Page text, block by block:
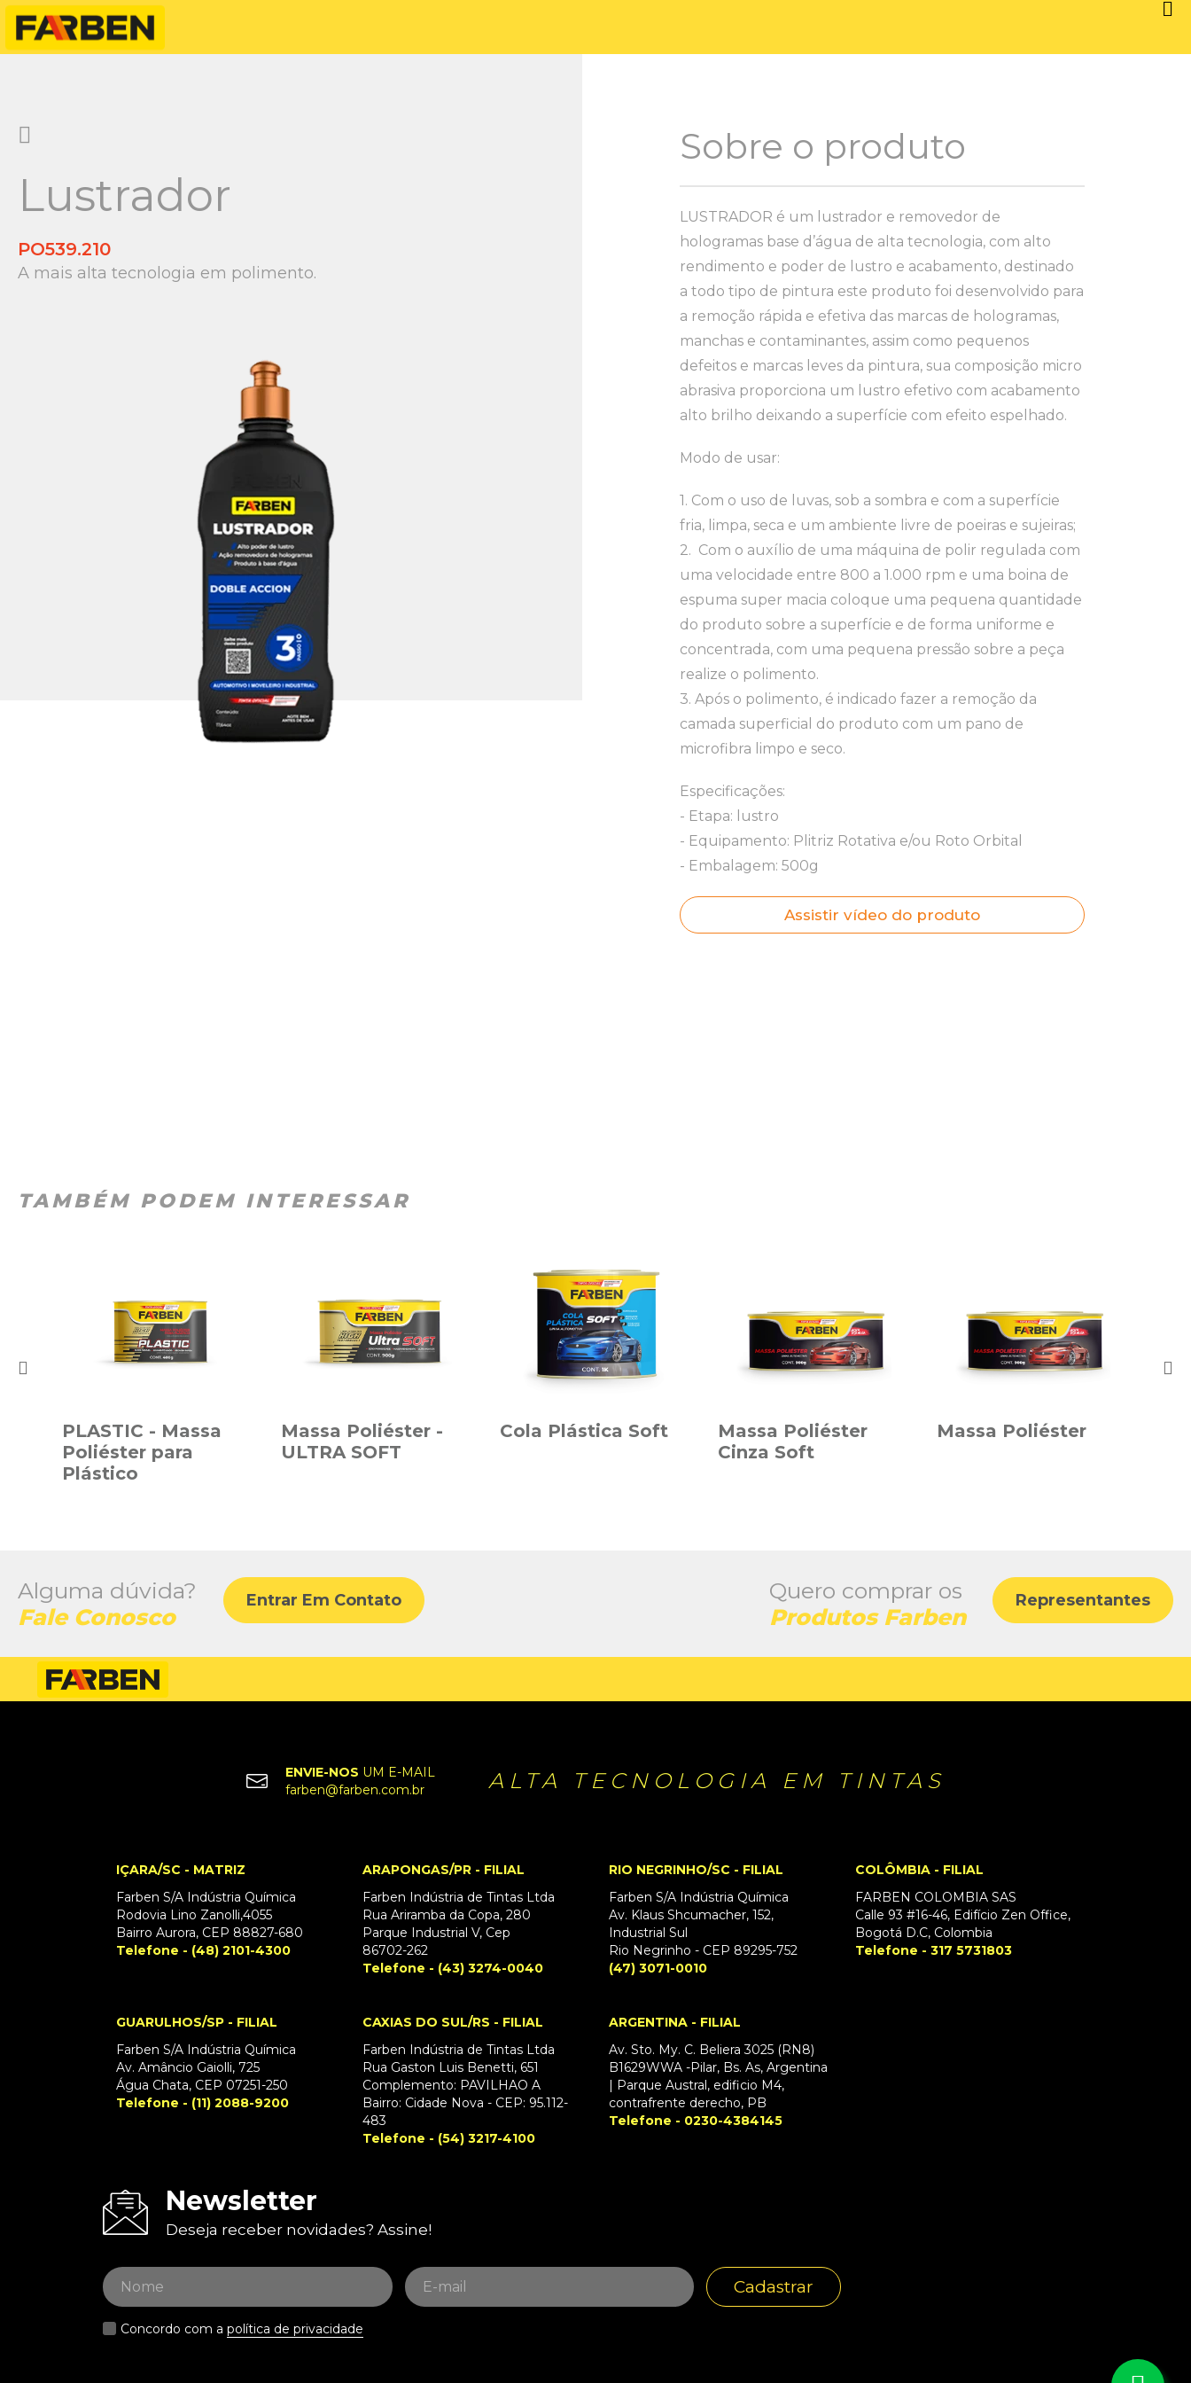
Lustrador
PO539.210
A mais alta tecnologia em polimento.
Sobre o produto
LUSTRADOR é um lustrador e removedor de
hologramas base d’água de alta tecnologia, com alto
rendimento e poder de lustro e acabamento, destinado
a todo tipo de pintura este produto foi desenvolvido para
a remoção rápida e efetiva das marcas de hologramas,
manchas e contaminantes, assim como pequenos
defeitos e marcas leves da pintura, sua composição micro
abrasiva proporciona um lustro efetivo com acabamento
alto brilho deixando a superfície com efeito espelhado.
Modo de usar:
1. Com o uso de luvas, sob a sombra e com a superfície
fria, limpa, seca e um ambiente livre de poeiras e sujeiras;
2. Com o auxílio de uma máquina de polir regulada com
uma velocidade entre 800 a 1.000 rpm e uma boina de
espuma super macia coloque uma pequena quantidade
do produto sobre a superfície e de forma uniforme e
concentrada, com uma pequena pressão sobre a peça
realize o polimento.
3. Após o polimento, é indicado fazer a remoção da
camada superficial do produto com um pano de
microfibra limpo e seco.
Especificações:
- Etapa: lustro
- Equipamento: Plitriz Rotativa e/ou Roto Orbital
- Embalagem: 500g
Assistir vídeo do produto
TAMBÉM PODEM INTERESSAR
PLASTIC - Massa
Poliéster para
Plástico
Massa Poliéster -
ULTRA SOFT
Cola Plástica Soft
Massa Poliéster
Cinza Soft
Massa Poliéster
Alguma dúvida?
Fale Conosco
Entrar Em Contato
Quero comprar os
Produtos Farben
Representantes
ENVIE-NOS UM E-MAIL
farben@farben.com.br
ALTA TECNOLOGIA EM TINTAS
IÇARA/SC - MATRIZ
Farben S/A Indústria Química
Rodovia Lino Zanolli,4055
Bairro Aurora, CEP 88827-680
Telefone - (48) 2101-4300
ARAPONGAS/PR - FILIAL
Farben Indústria de Tintas Ltda
Rua Ariramba da Copa, 280
Parque Industrial V, Cep
86702-262
Telefone - (43) 3274-0040
GUARULHOS/SP - FILIAL
Farben S/A Indústria Química
Av. Amâncio Gaiolli, 725
Água Chata, CEP 07251-250
Telefone - (11) 2088-9200
CAXIAS DO SUL/RS - FILIAL
Farben Indústria de Tintas Ltda
Rua Gaston Luis Benetti, 651
Complemento: PAVILHAO A
Bairro: Cidade Nova - CEP: 95.112-
483
Telefone - (54) 3217-4100
RIO NEGRINHO/SC - FILIAL
Farben S/A Indústria Química
Av. Klaus Shcumacher, 152,
Industrial Sul
Rio Negrinho - CEP 89295-752
(47) 3071-0010
COLÔMBIA - FILIAL
FARBEN COLOMBIA SAS
Calle 93 #16-46, Edifício Zen Office,
Bogotá D.C, Colombia
Telefone - 317 5731803
ARGENTINA - FILIAL
Av. Sto. My. C. Beliera 3025 (RN8)
B1629WWA -Pilar, Bs. As, Argentina
| Parque Austral, edificio M4,
contrafrente derecho, PB
Telefone - 0230-4384145
Newsletter
Deseja receber novidades? Assine!
Cadastrar
Concordo com apolítica de privacidade